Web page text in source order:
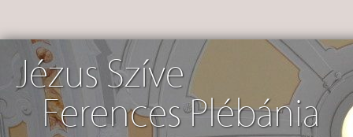
Jézus Szíve
Ferences Plébánia